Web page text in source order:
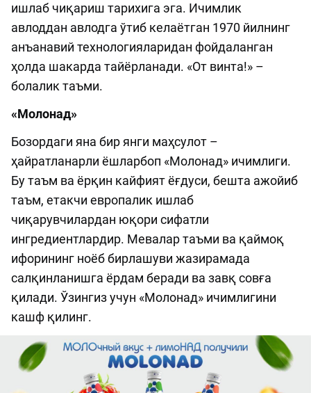
ишлаб чиқариш тарихига эга. Ичимлик
авлоддан авлодга ўтиб келаётган 1970 йилнинг
анъанавий технологияларидан фойдаланган
ҳолда шакарда тайёрланади. «От винта!» –
болалик таъми.
«Молонад»
Бозордаги яна бир янги маҳсулот –
ҳайратланарли ёшларбоп «Молонад» ичимлиги.
Бу таъм ва ёрқин кайфият ёғдуси, бешта ажойиб
таъм, етакчи европалик ишлаб
чиқарувчилардан юқори сифатли
ингредиентлардир. Мевалар таъми ва қаймоқ
ифорининг ноёб бирлашуви жазирамада
салқинланишга ёрдам беради ва завқ совға
қилади. Ўзингиз учун «Молонад» ичимлигини
кашф қилинг.